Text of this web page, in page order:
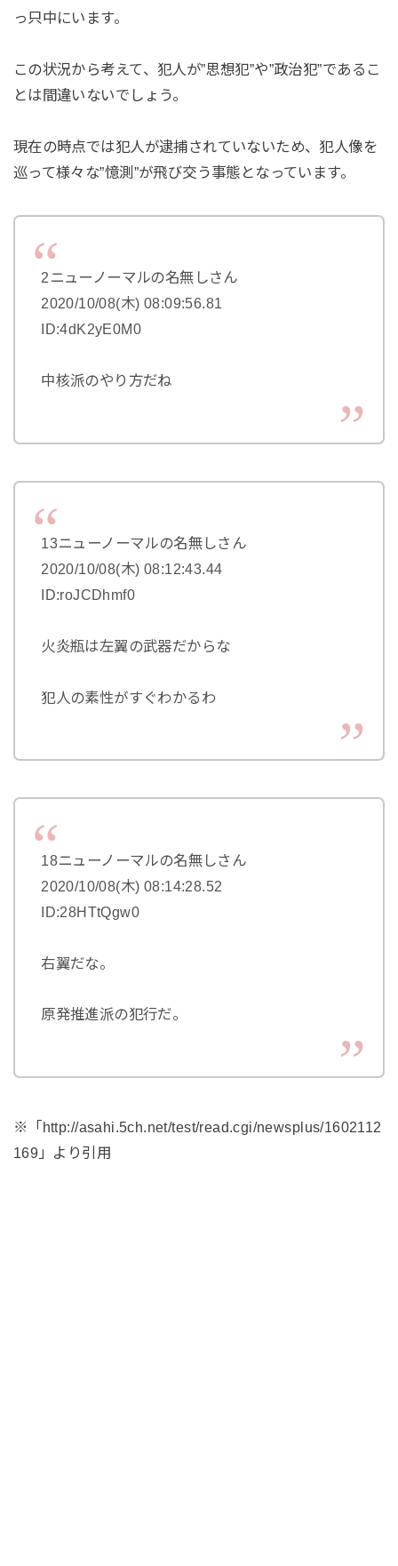
っ只中にいます。
この状況から考えて、犯人が”思想犯”や”政治犯”であるこ
とは間違いないでしょう。
現在の時点では犯人が逮捕されていないため、犯人像を
巡って様々な”憶測”が飛び交う事態となっています。
2ニューノーマルの名無しさん
2020/10/08(木) 08:09:56.81
ID:4dK2yE0M0
中核派のやり方だね
13ニューノーマルの名無しさん
2020/10/08(木) 08:12:43.44
ID:roJCDhmf0
火炎瓶は左翼の武器だからな
犯人の素性がすぐわかるわ
18ニューノーマルの名無しさん
2020/10/08(木) 08:14:28.52
ID:28HTtQgw0
右翼だな。
原発推進派の犯行だ。
※「http://asahi.5ch.net/test/read.cgi/newsplus/1602112
169」より引用